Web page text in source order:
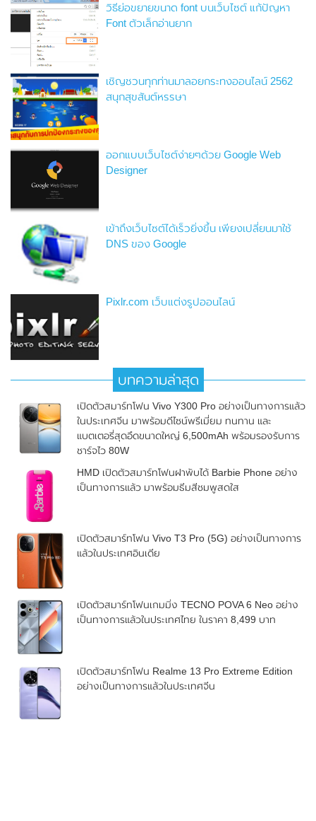
วิธีย่อขยายขนาด font บนเว็บไซต์ แก้ปัญหา
Font ตัวเล็กอ่านยาก
เชิญชวนทุกท่านมาลอยกระทงออนไลน์ 2562
สนุกสุขสันต์หรรษา
ออกแบบเว็บไซต์ง่ายๆด้วย Google Web
Designer
เข้าถึงเว็บไซต์ได้เร็วยิ่งขึ้น เพียงเปลี่ยนมาใช้
DNS ของ Google
Pixlr.com เว็บแต่งรูปออนไลน์
บทความล่าสุด
เปิดตัวสมาร์ทโฟน Vivo Y300 Pro อย่างเป็นทางการแล้ว
ในประเทศจีน มาพร้อมดีไซน์พรีเมี่ยม ทนทาน และ
แบตเตอรี่สุดอึดขนาดใหญ่ 6,500mAh พร้อมรองรับการ
ชาร์จไว 80W
HMD เปิดตัวสมาร์ทโฟนฝาพับได้ Barbie Phone อย่าง
เป็นทางการแล้ว มาพร้อมธีมสีชมพูสดใส
เปิดตัวสมาร์ทโฟน Vivo T3 Pro (5G) อย่างเป็นทางการ
แล้วในประเทศอินเดีย
เปิดตัวสมาร์ทโฟนเกมมิ่ง TECNO POVA 6 Neo อย่าง
เป็นทางการแล้วในประเทศไทย ในราคา 8,499 บาท
เปิดตัวสมาร์ทโฟน Realme 13 Pro Extreme Edition
อย่างเป็นทางการแล้วในประเทศจีน